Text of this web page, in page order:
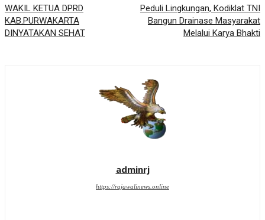
WAKIL KETUA DPRD
KAB.PURWAKARTA
DINYATAKAN SEHAT
Peduli Lingkungan, Kodiklat TNI
Bangun Drainase Masyarakat
Melalui Karya Bhakti
adminrj
https://rajawalinews.online